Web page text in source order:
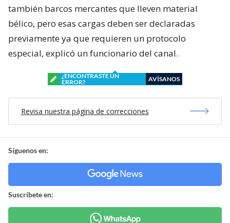
también barcos mercantes que lleven material
bélico, pero esas cargas deben ser declaradas
previamente ya que requieren un protocolo
especial, explicó un funcionario del canal.
¿ENCONTRASTE UN
ERROR?
AVÍSANOS
Revisa nuestra página de correcciones
Síguenos en:
Suscríbete en: